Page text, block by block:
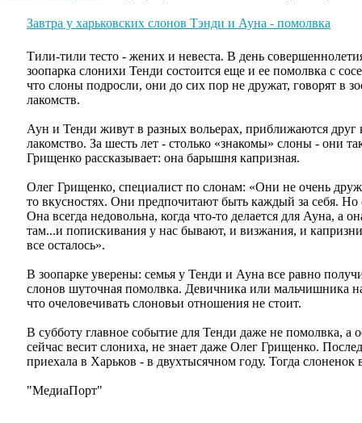
Завтра у харьковских слонов Тэнди и Ауна - помолвка
Тили-тили тесто - жених и невеста. В день
зоопарка слонихи Тенди состоится еще и ее помолвка с
что слоны подросли, они до сих пор не дружат, говорят в
лакомств.
Аун и Тенди живут в разных вольерах, приближаются друг
лакомство. За шесть лет - столько «знакомы» слоны - они
Грищенко рассказывает: она барышня капризная.
Олег Грищенко, специалист по слонам: «Они не очень
то вкусностях. Они предпочитают быть каждый за себя. Но
Она всегда недовольна, когда что-то делается для Ауна, а
там...и попискивания у нас бывают, и визжания, и
все осталось».
В зоопарке уверены: семья у Тенди и Ауна все равно
слонов шуточная помолвка. Девичника или мальчишника
что очеловечивать слоновьи отношения не стоит.
В субботу главное событие для Тенди даже не помолвка, а
сейчас весит слониха, не знает даже Олег Грищенко.
приехала в Харьков - в двухтысячном году. Тогда слоненок
"МедиаПорт"